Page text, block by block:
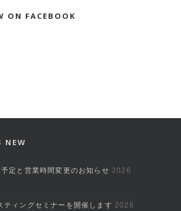
ON FACEBOOK
NEW
定と営業時間変更のお知らせ 2026
ティングセミナーを開催します 2026